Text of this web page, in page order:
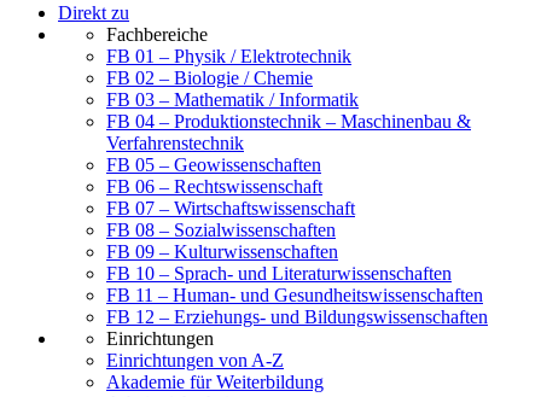
Direkt zu
Fachbereiche
FB 01 – Physik / Elektrotechnik
FB 02 – Biologie / Chemie
FB 03 – Mathematik / Informatik
FB 04 – Produktionstechnik – Maschinenbau &
Verfahrenstechnik
FB 05 – Geowissenschaften
FB 06 – Rechtswissenschaft
FB 07 – Wirtschaftswissenschaft
FB 08 – Sozialwissenschaften
FB 09 – Kulturwissenschaften
FB 10 – Sprach- und Literaturwissenschaften
FB 11 – Human- und Gesundheitswissenschaften
FB 12 – Erziehungs- und Bildungswissenschaften
Einrichtungen
Einrichtungen von A-Z
Akademie für Weiterbildung